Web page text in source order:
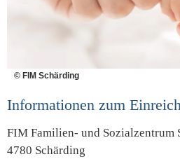
© FIM Schärding
Informationen zum
FIM Familien- und Sozialzentrum
4780 Schärding